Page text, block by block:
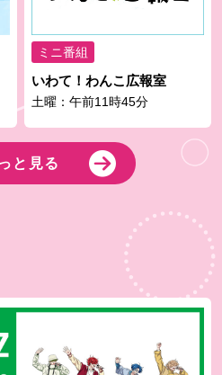
ミニ番組
いわて！わんこ広報室
土曜：午前11時45分
と見る